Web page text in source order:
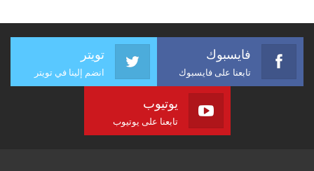
فايسبوك
تابعنا على فايسبوك
تويتر
انضم إلينا في تويتر
يوتيوب
تابعنا على يوتيوب